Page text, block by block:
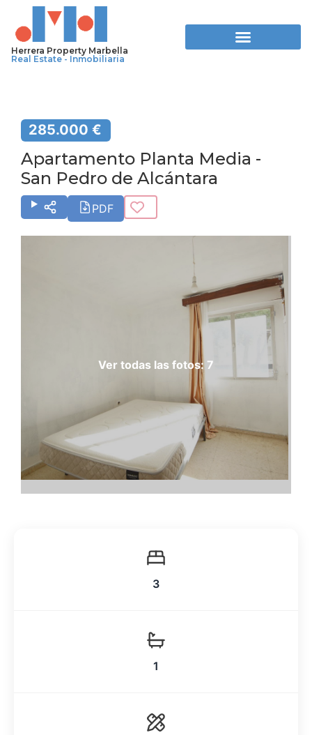
Herrera Property Marbella
Real Estate - Inmobiliaria
285.000 €
Apartamento Planta Media -
San Pedro de Alcántara
PDF
Ver todas las fotos: 7
3
1